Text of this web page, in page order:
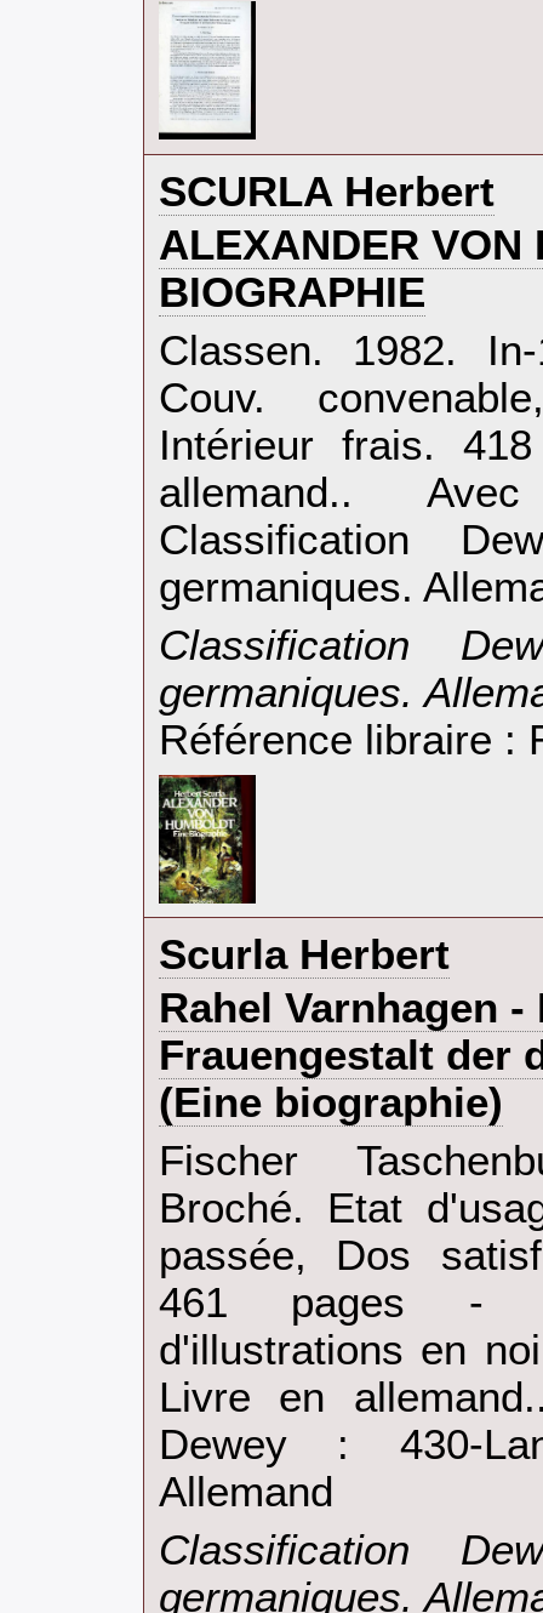
‎SCURLA Herbert‎
‎ALEXANDER VON
BIOGRAPHIE‎
‎Classen. 1982.
Couv.
Intérieur frais.
allemand..
Classification
germaniques.
‎Classification
germaniques.
Référence libraire :
‎Scurla Herbert‎
‎Rahel Varnhagen -
Frauengestalt der
(Eine biographie)‎
‎Fischer
Broché. Etat
passée, Dos
461 pages -
d'illustrations en
Livre en
Dewey : 430-
Allemand‎
‎Classification
germaniques.